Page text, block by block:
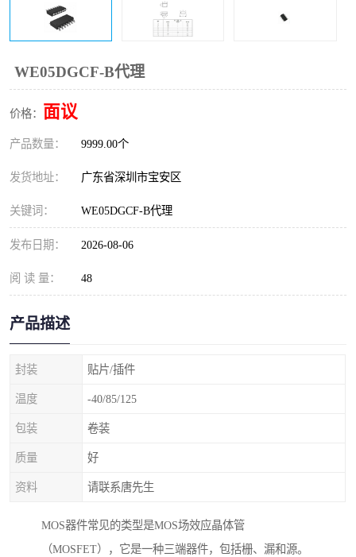
WE05DGCF-B代理
价格： 面议
产品数量： 9999.00个
发货地址： 广东省深圳市宝安区
关键词： WE05DGCF-B代理
发布日期： 2026-08-06
阅 读 量： 48
产品描述
封装 贴片/插件
温度 -40/85/125
包装 卷装
质量 好
资料 请联系唐先生
MOS器件常见的类型是MOS场效应晶体管
（MOSFET），它是一种三端器件，包括栅、漏和源。
FT61F022
FT61F021